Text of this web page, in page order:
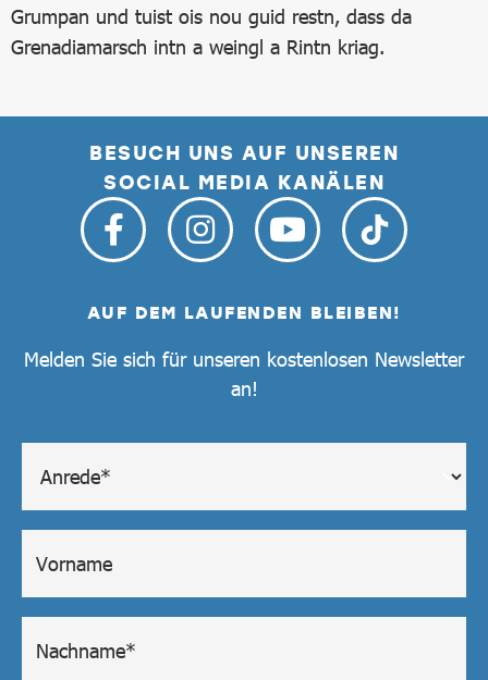
Grumpan und tuist ois nou guid restn, dass da
Grenadiamarsch intn a weingl a Rintn kriag.
BESUCH UNS AUF UNSEREN
SOCIAL MEDIA KANÄLEN
AUF DEM LAUFENDEN BLEIBEN!
Melden Sie sich für unseren kostenlosen Newsletter
an!